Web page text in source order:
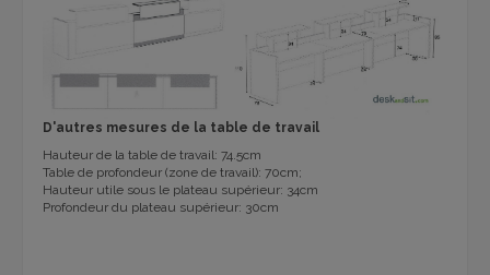
D'autres mesures de la table de travail
Hauteur de la table de travail: 74.5cm
Table de profondeur (zone de travail): 70cm;
Hauteur utile sous le plateau supérieur: 34cm
Profondeur du plateau supérieur: 30cm